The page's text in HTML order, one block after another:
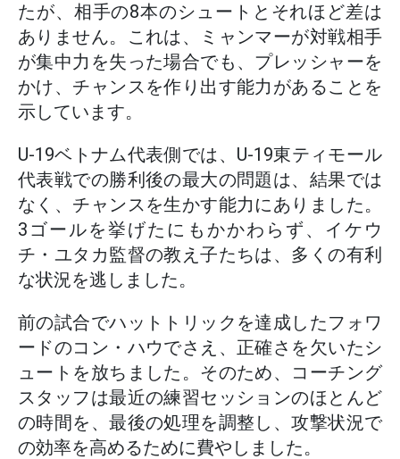
たが、相手の8本のシュートとそれほど差は
ありません。これは、ミャンマーが対戦相手
が集中力を失った場合でも、プレッシャーを
かけ、チャンスを作り出す能力があることを
示しています。
U-19ベトナム代表側では、U-19東ティモール
代表戦での勝利後の最大の問題は、結果では
なく、チャンスを生かす能力にありました。
3ゴールを挙げたにもかかわらず、イケウ
チ・ユタカ監督の教え子たちは、多くの有利
な状況を逃しました。
前の試合でハットトリックを達成したフォワ
ードのコン・ハウでさえ、正確さを欠いたシ
ュートを放ちました。そのため、コーチング
スタッフは最近の練習セッションのほとんど
の時間を、最後の処理を調整し、攻撃状況で
の効率を高めるために費やしました。